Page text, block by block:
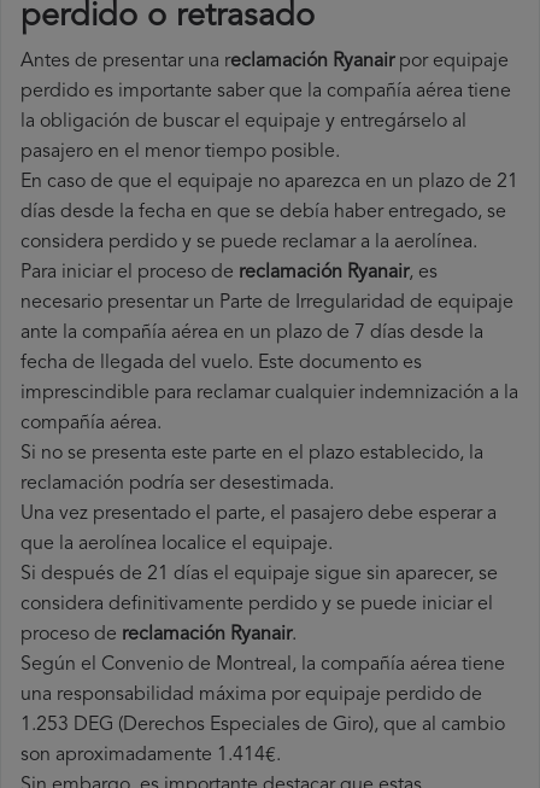
perdido o retrasado
Antes de presentar una reclamación Ryanairpor equipaje
perdido es importante saber que la compañía aérea tiene
la obligación de buscar el equipaje y entregárselo al
pasajero en el menor tiempo posible.
En caso de que el equipaje no aparezca en un plazo de 21
días desde la fecha en que se debía haber entregado, se
considera perdido y se puede reclamar a la aerolínea.
Para iniciar el proceso de reclamación Ryanair, es
necesario presentar un Parte de Irregularidad de equipaje
ante la compañía aérea en un plazo de 7 días desde la
fecha de llegada del vuelo. Este documento es
imprescindible para reclamar cualquier indemnización a la
compañía aérea.
Si no se presenta este parte en el plazo establecido, la
reclamación podría ser desestimada.
Una vez presentado el parte, el pasajero debe esperar a
que la aerolínea localice el equipaje.
Si después de 21 días el equipaje sigue sin aparecer, se
considera definitivamente perdido y se puede iniciar el
proceso de reclamación Ryanair.
Según el Convenio de Montreal, la compañía aérea tiene
una responsabilidad máxima por equipaje perdido de
1.253 DEG (Derechos Especiales de Giro), que al cambio
son aproximadamente 1.414€.